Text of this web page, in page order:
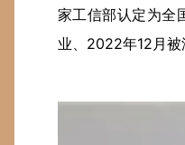
家工信部认定为全
业、2022年12月被